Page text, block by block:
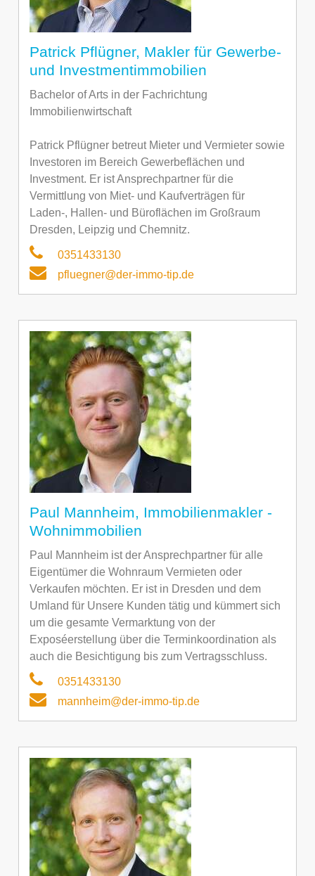
Patrick Pflügner, Makler für Gewerbe-
und Investmentimmobilien
Bachelor of Arts in der Fachrichtung
Immobilienwirtschaft
Patrick Pflügner betreut Mieter und Vermieter sowie
Investoren im Bereich Gewerbeflächen und
Investment. Er ist Ansprechpartner für die
Vermittlung von Miet- und Kaufverträgen für
Laden-, Hallen- und Büroflächen im Großraum
Dresden, Leipzig und Chemnitz.
0351433130
pfluegner@der-immo-tip.de
Paul Mannheim, Immobilienmakler -
Wohnimmobilien
Paul Mannheim ist der Ansprechpartner für alle
Eigentümer die Wohnraum Vermieten oder
Verkaufen möchten. Er ist in Dresden und dem
Umland für Unsere Kunden tätig und kümmert sich
um die gesamte Vermarktung von der
Exposéerstellung über die Terminkoordination als
auch die Besichtigung bis zum Vertragsschluss.
0351433130
mannheim@der-immo-tip.de